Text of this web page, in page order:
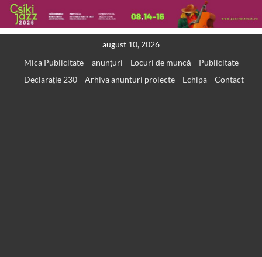
august 10, 2026
Mica Publicitate – anunțuri
Locuri de muncă
Publicitate
Declarație 230
Arhiva anunturi proiecte Echipa Contact